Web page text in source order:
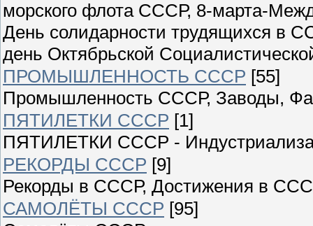
морского флота СССР, 8-марта-
День солидарности трудящихся в
день Октябрьской
ПРОМЫШЛЕННОСТЬ СССР [55]
Промышленность СССР, Заводы,
ПЯТИЛЕТКИ СССР [1]
ПЯТИЛЕТКИ СССР -
РЕКОРДЫ СССР [9]
Рекорды в СССР, Достижения в
САМОЛЁТЫ СССР [95]